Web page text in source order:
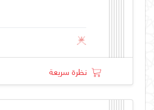
نظرة سريعة